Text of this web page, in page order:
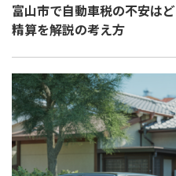
富山市で自動車税の不安は
精算を解説の考え方